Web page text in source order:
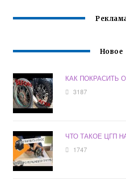
Новое
КАК ПОКРАСИТЬ
3187
ЧТО ТАКОЕ ЦГП
1747